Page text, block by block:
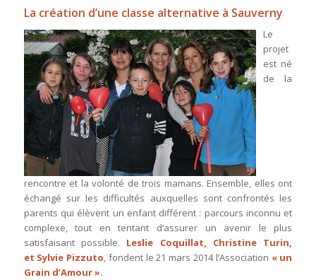
La création d’une classe alternative à Sauverny
Le
projet
est né
de la
rencontre et la volonté de trois mamans. Ensemble, elles ont
échangé sur les difficultés auxquelles sont confrontés les
parents qui élèvent un enfant différent : parcours inconnu et
complexe, tout en tentant d’assurer un avenir le plus
satisfaisant possible. Leslie Coquillat, Christine Turin,
et Sylvie Pizzuto, fondent le 21 mars 2014 l’Association « un
Grain d’Amour».